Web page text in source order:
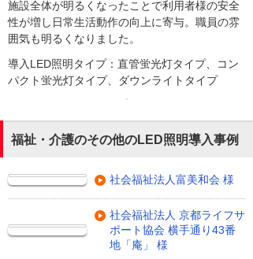
施設全体が明るくなったことで利用者様の安全
性が増し日常生活動作の向上に寄与。職員の雰
囲気も明るくなりました。
導入LED照明タイプ：直管蛍光灯タイプ、コン
パクト蛍光灯タイプ、ダウンライトタイプ
福祉・介護のその他のLED照明導入事例
社会福祉法人富美和会 様
社会福祉法人 京都ライフサ
ポート協会 横手通り43番
地「庵」 様